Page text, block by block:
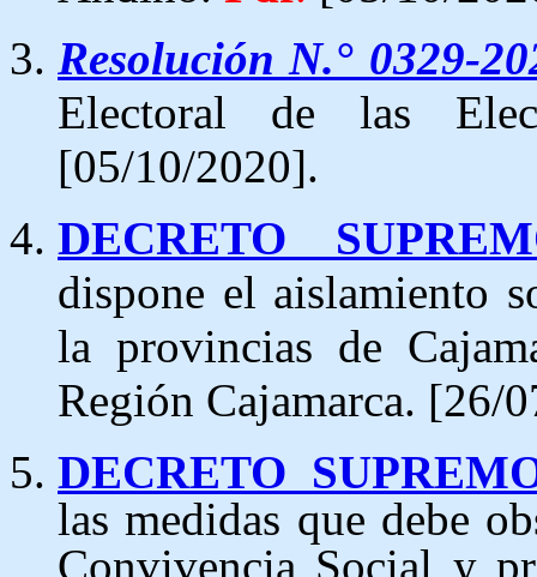
Resolución N.° 0329-
Electoral de las
[05/10/2020].
DECRETO
dispone el aislamiento
la provincias de
Región Cajamarca. [26/
DECRETO
las medidas que debe
Convivencia Social y